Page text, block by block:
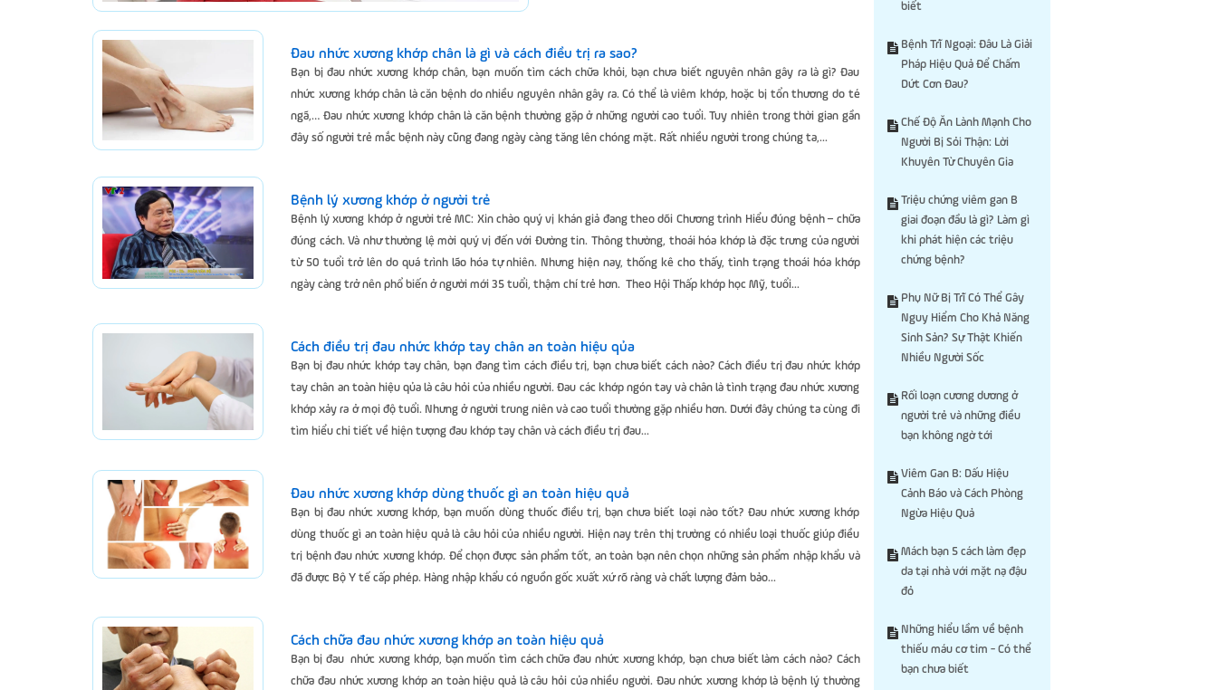
Đau nhức xương khớp chân là gì và cách điều trị ra sao?
Bạn bị đau nhức xương khớp chân, bạn muốn tìm cách chữa khỏi, bạn chưa biết nguyên nhân gây ra là gì? Đau
nhức xương khớp chân là căn bệnh do nhiều nguyên nhân gây ra. Có thể là viêm khớp, hoặc bị tổn thương do té
ngã,… Đau nhức xương khớp chân là căn bệnh thường gặp ở những người cao tuổi. Tuy nhiên trong thời gian gần
đây số người trẻ mắc bệnh này cũng đang ngày càng tăng lên chóng mặt. Rất nhiều người trong chúng ta,...
Bệnh lý xương khớp ở người trẻ
Bệnh lý xương khớp ở người trẻ MC: Xin chào quý vị khán giả đang theo dõi Chương trình Hiểu đúng bệnh – chữa
đúng cách. Và như thường lệ mời quý vị đến với Đường tin. Thông thường, thoái hóa khớp là đặc trưng của người
từ 50 tuổi trở lên do quá trình lão hóa tự nhiên. Nhưng hiện nay, thống kê cho thấy, tình trạng thoái hóa khớp
ngày càng trở nên phổ biến ở người mới 35 tuổi, thậm chí trẻ hơn. Theo Hội Thấp khớp học Mỹ, tuổi...
Cách điều trị đau nhức khớp tay chân an toàn hiệu qủa
Bạn bị đau nhức khớp tay chân, bạn đang tìm cách điều trị, bạn chưa biết cách nào? Cách điều trị đau nhức khớp
tay chân an toàn hiệu qủa là câu hỏi của nhiều người. Đau các khớp ngón tay và chân là tình trạng đau nhức xương
khớp xảy ra ở mọi độ tuổi. Nhưng ở người trung niên và cao tuổi thường gặp nhiều hơn. Dưới đây chúng ta cùng đi
tìm hiểu chi tiết về hiện tượng đau khớp tay chân và cách điều trị đau...
Đau nhức xương khớp dùng thuốc gì an toàn hiệu quả
Bạn bị đau nhức xương khớp, bạn muốn dùng thuốc điều trị, bạn chưa biết loại nào tốt? Đau nhức xương khớp
dùng thuốc gì an toàn hiệu quả là câu hỏi của nhiều người. Hiện nay trên thị trường có nhiều loại thuốc giúp điều
trị bệnh đau nhức xương khớp. Để chọn được sản phẩm tốt, an toàn bạn nên chọn những sản phẩm nhập khẩu và
đã được Bộ Y tế cấp phép. Hàng nhập khẩu có nguồn gốc xuất xứ rõ ràng và chất lượng đảm bảo...
Cách chữa đau nhức xương khớp an toàn hiệu quả
Bạn bị đau nhức xương khớp, bạn muốn tìm cách chữa đau nhức xương khớp, bạn chưa biết làm cách nào? Cách
chữa đau nhức xương khớp an toàn hiệu quả là câu hỏi của nhiều người. Đau nhức xương khớp là bệnh lý thường
biết
Bệnh Trĩ Ngoại: Đâu Là Giải
Pháp Hiệu Quả Để Chấm
Dứt Cơn Đau?
Chế Độ Ăn Lành Mạnh Cho
Người Bị Sỏi Thận: Lời
Khuyên Từ Chuyên Gia
Triệu chứng viêm gan B
giai đoạn đầu là gì? Làm gì
khi phát hiện các triệu
chứng bệnh?
Phụ Nữ Bị Trĩ Có Thể Gây
Nguy Hiểm Cho Khả Năng
Sinh Sản? Sự Thật Khiến
Nhiều Người Sốc
Rối loạn cương dương ở
người trẻ và những điều
bạn không ngờ tới
Viêm Gan B: Dấu Hiệu
Cảnh Báo và Cách Phòng
Ngừa Hiệu Quả
Mách bạn 5 cách làm đẹp
da tại nhà với mặt nạ đậu
đỏ
Những hiểu lầm về bệnh
thiếu máu cơ tim - Có thể
bạn chưa biết